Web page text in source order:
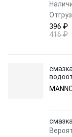
396 ₽
416 ₽